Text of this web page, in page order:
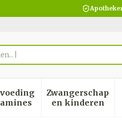
Schoonheid, verzorging
Toon submenu voor Dieet,
Zwangerschap
en kinderen
Toon